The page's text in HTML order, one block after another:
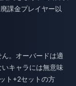
課金プレイヤー以
。オーバードは適
キャラには無意味
ト+2セットの方